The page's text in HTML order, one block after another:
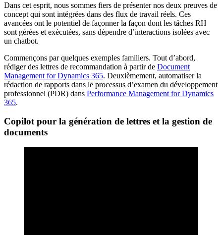
Dans cet esprit, nous sommes fiers de présenter nos deux preuves de
concept qui sont intégrées dans des flux de travail réels. Ces
avancées ont le potentiel de façonner la façon dont les tâches RH
sont gérées et exécutées, sans dépendre d’interactions isolées avec
un chatbot.
Commençons par quelques exemples familiers. Tout d’abord,
rédiger des lettres de recommandation à partir de Document
Management for Dynamics 365. Deuxièmement, automatiser la
rédaction de rapports dans le processus d’examen du développement
professionnel (PDR) dans Performance Management for Dynamics
365.
Copilot pour la génération de lettres et la gestion de
documents